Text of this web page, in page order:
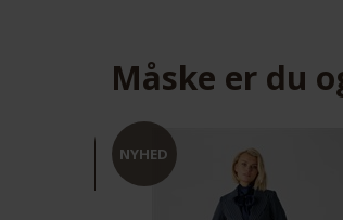
Måske er du
NYHED